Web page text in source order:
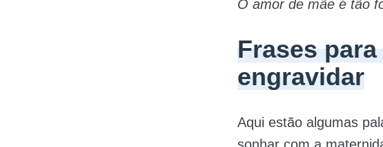
O amor de mãe é tão
Frases
engravidar
Aqui estão algumas